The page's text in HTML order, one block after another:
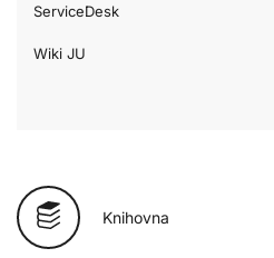
ServiceDesk
Wiki JU
Knihovna